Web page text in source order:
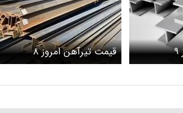
قیمت تیرآهن امروز ۹
قیمت تیرآهن امروز ۸
اردیبهشت ۱۴۰۵ + جدول